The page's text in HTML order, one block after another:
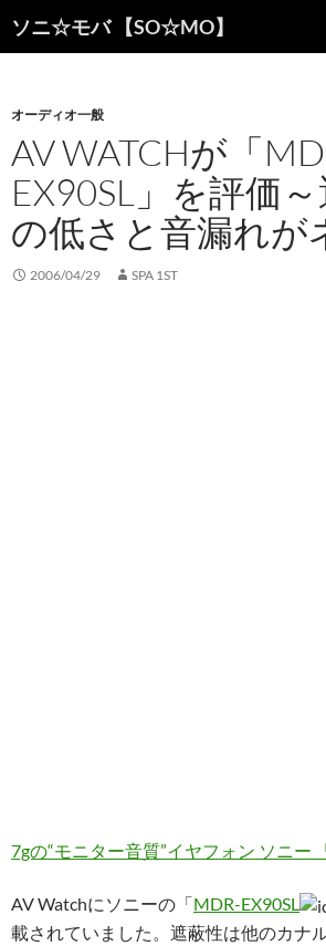
ソニ☆モバ 【SO☆MO】
索
ン
ツ
へ
ス
キ
ッ
プ
オーディオ一般
AV WATCHが「
EX90SL」を評価
の低さと音漏れが
2006/04/29 SPA 1ST
7gの“モニター音質”イヤフォン ソニー
AV Watchにソニーの「MDR-EX90SL
載されていました。遮蔽性は他のカナ